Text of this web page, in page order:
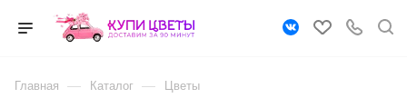
Главная — Каталог — Цветы